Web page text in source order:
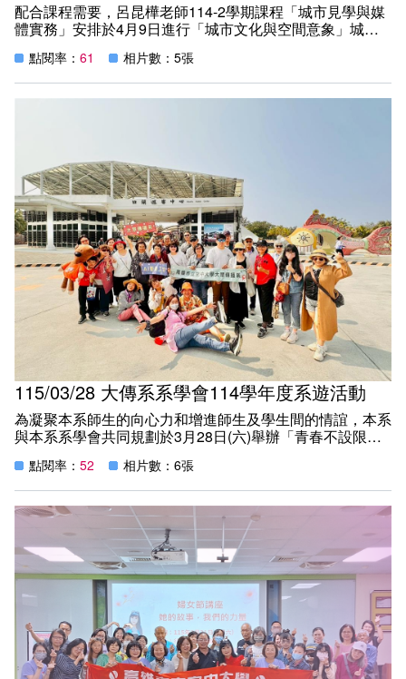
波新聞
高雄空大舉辦數位生存講座 聚焦資安與隱私權
https://www.bo6s.com.tw/news_detail.php?
NewsID=110503
競新聞
鮮週報
高市空大人權與法律學堂首場講座 資安專家薛甘霖’暢談數
位生存
https://freshweekly.tw/?pn=vw&id=i0lsjz5311sk#vw
台灣新生報
高雄空大舉辦「數位生存：你就是獵物」講座 聚焦資安與
隱私權提升公民數位韌性 https://www.tssdnews.com.tw/?
FID=67&CID=864659
高雄空大舉辦「數位生存：你就是獵物」講座 聚焦資安與
隱私權提升公民數位韌性
https://tw.news.yahoo.com/
%E6%95%B8%E4%BD%8D%E7%94%9F%E5%AD%98-
%E8%AC%9B%E5%BA%A7-
今傳媒
聚焦資安與隱私權提升公民數位韌性 高雄空大舉辦「數位
生存：你就是獵物」講座
https://focusnews.com.tw/2026/04/697493/
LIFE NEWS 民生電子報
聚焦資安與隱私權提升公民數位韌性 高雄空大舉辦「數位
生存：你就是獵物」講座
https://lifenews.com.tw/498024https://n.yam.com/Article/
配合課程需要，呂昆樺老師114-2學期課程「城市見學與媒
體實務」安排於4月9日進行「城市文化與空間意象」城市
港史館。授課教師呂昆樺老師親自擔任導覽員，帶領學生共
同探討其如何被新聞、影像、社群媒體建構的過程。隨著實
地踏訪，城市高雄展現了它的豐富面貌，師生共同創造美好
點閱率： 61 相片數：5張
115/03/28 大傳系系學會114學年度系遊活動
為凝聚本系師生的向心力和增進師生及學生間的情誼，本系
與本系系學會共同規劃於3月28日(六)舉辦「青春不設限・
導覽傳遞濕地生態與漁村文化故事的「雲林口湖遊客中
心」、以立體彩繪展現地方藝術與觀光形象行銷的「箔子寮
喔熊藝術村」、結合莊園美學與品牌故事呈現觀光傳播魅力
的「蓋婭莊園」及透過軍艦展示傳遞歷史文化與故事的「安
平定情碼頭德陽艦園區」，透過濕地生態導覽、海村藝術彩
繪、莊園品牌美學與軍艦歷史展示等多元場域，讓學生觀察
影像敘事、地方文化、品牌行銷與歷史記憶如何在觀光與公
共空間中被創意傳播與呈現，突破教室學習的窠臼，以多元
的學習方式豐富生活創作題材。搭配本次系遊活動，亦舉辦
學生攝影創作競賽，一張張獨特的美照，挾帶著瘋狂的笑
聲，轉化為每個人心中珍貴的回憶。
點閱率： 52 相片數：6張